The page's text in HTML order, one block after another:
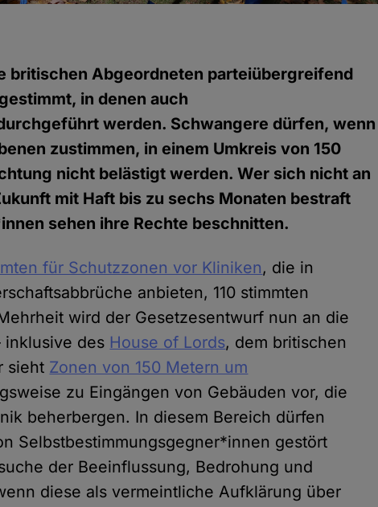
britischen Abgeordneten parteiübergreifend
in denen auch
werden. Schwangere dürfen, wenn
zustimmen, in einem Umkreis von 150
nicht belästigt werden. Wer sich nicht an
mit Haft bis zu sechs Monaten bestraft
sehen ihre Rechte beschnitten.
für Schutzzonen vor Kliniken, die in
anbieten, 110 stimmten
wird der Gesetzesentwurf nun an die
inklusive des House of Lords, dem britischen
sieht Zonen von 150 Metern um
zu Eingängen von Gebäuden vor, die
beherbergen. In diesem Bereich dürfen
Selbstbestimmungsgegner*innen gestört
der Beeinflussung, Bedrohung und
diese als vermeintliche Aufklärung über